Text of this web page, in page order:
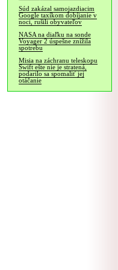
Súd zakázal samojazdiacim
Google taxíkom dobíjanie v
noci, rušili obyvateľov
NASA na diaľku na sonde
Voyager 2 úspešne znížila
spotrebu
Misia na záchranu teleskopu
Swift ešte nie je stratená,
podarilo sa spomaliť jej
otáčanie